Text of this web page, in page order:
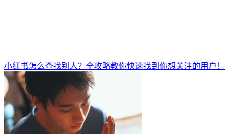
小红书怎么查找别人？全攻略教你快速找到你想关注的用户！